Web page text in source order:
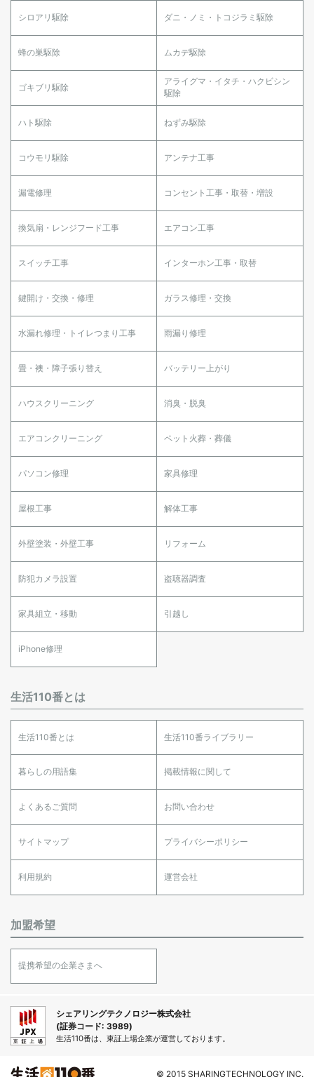
シロアリ駆除 ダニ・ノミ・トコジラミ駆除
蜂の巣駆除 ムカデ駆除
ゴキブリ駆除
アライグマ・イタチ・ハクビシン
駆除
ハト駆除 ねずみ駆除
コウモリ駆除 アンテナ工事
漏電修理 コンセント工事・取替・増設
換気扇・レンジフード工事 エアコン工事
スイッチ工事 インターホン工事・取替
鍵開け・交換・修理 ガラス修理・交換
水漏れ修理・トイレつまり工事 雨漏り修理
畳・襖・障子張り替え バッテリー上がり
ハウスクリーニング 消臭・脱臭
エアコンクリーニング ペット火葬・葬儀
パソコン修理 家具修理
屋根工事 解体工事
外壁塗装・外壁工事 リフォーム
防犯カメラ設置 盗聴器調査
家具組立・移動 引越し
iPhone修理
生活110番とは
生活110番とは 生活110番ライブラリー
暮らしの用語集 掲載情報に関して
よくあるご質問 お問い合わせ
サイトマップ プライバシーポリシー
利用規約 運営会社
加盟希望
提携希望の企業さまへ
シェアリングテクノロジー株式会社
(証券コード: 3989)
生活110番は、東証上場企業が運営しております。
© 2015 SHARINGTECHNOLOGY INC.